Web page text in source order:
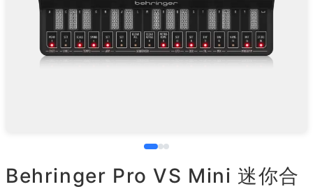
Behringer Pro VS Mini 迷你合